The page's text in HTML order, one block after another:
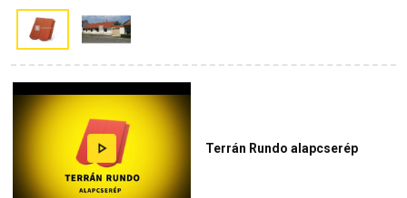
Terrán Rundo alapcserép